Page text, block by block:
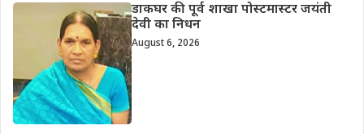
डाकघर की पूर्व शाखा पोस्टमास्टर जयंती
देवी का निधन
August 6, 2026